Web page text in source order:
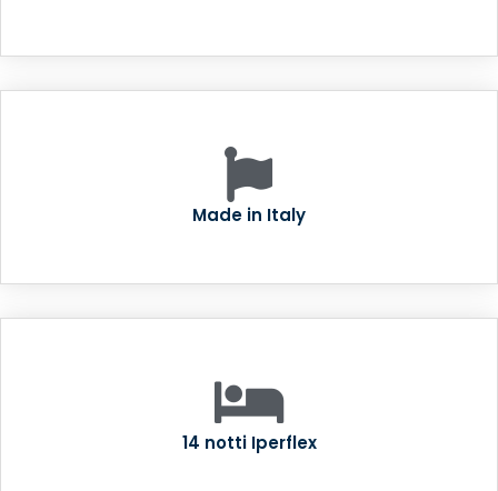
Made in Italy
14 notti Iperflex